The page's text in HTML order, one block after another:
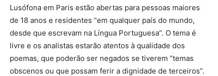
Lusófona em Paris estão abertas para pessoas maiores
de 18 anos e residentes “em qualquer país do mundo,
desde que escrevam na Língua Portuguesa”. O tema é
livre e os analistas estarão atentos à qualidade dos
poemas, que poderão ser negados se tiverem “temas
obscenos ou que possam ferir a dignidade de terceiros”.